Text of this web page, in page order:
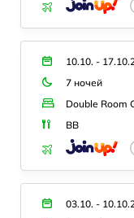
10.10. -
7 ночей
Double Room
BB
03.10. -